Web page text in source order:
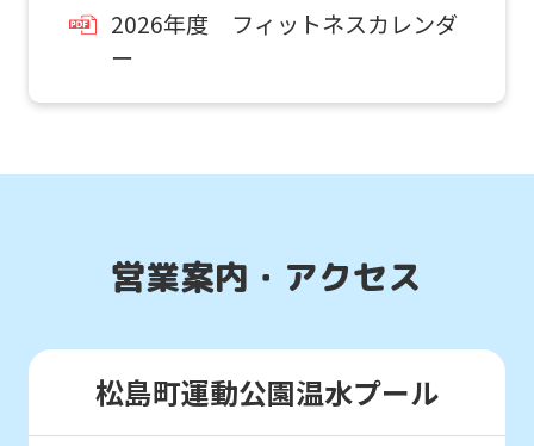
2026年度 フィットネスカレンダ
ー
営業案内・アクセス
松島町運動公園温水プール
automatic
this
will
be
translated